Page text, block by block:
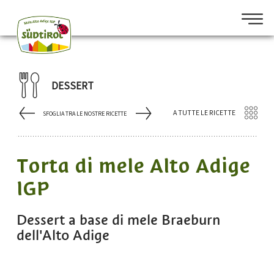
DESSERT
SFOGLIA TRA LE NOSTRE RICETTE A TUTTE LE RICETTE
Torta di mele Alto Adige
IGP
Dessert a base di mele Braeburn
dell'Alto Adige